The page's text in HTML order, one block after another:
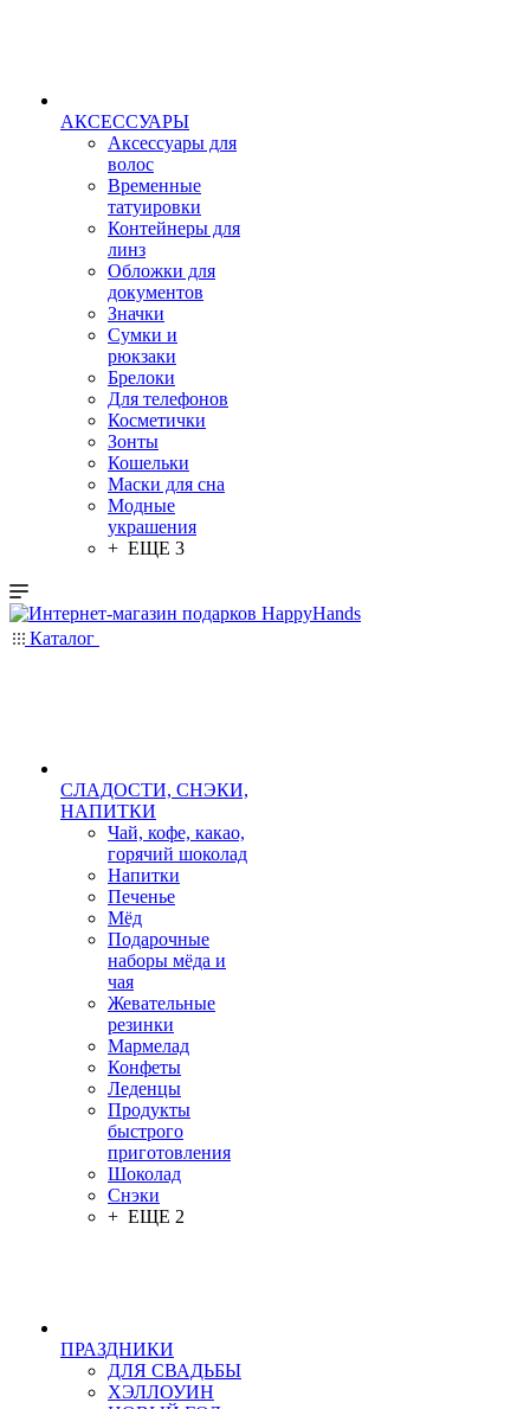
АКСЕССУАРЫ
Аксессуары для
волос
Временные
татуировки
Контейнеры для
линз
Обложки для
документов
Значки
Сумки и
рюкзаки
Брелоки
Для телефонов
Косметички
Зонты
Кошельки
Маски для сна
Модные
украшения
+ ЕЩЕ 3
Каталог
СЛАДОСТИ, СНЭКИ,
НАПИТКИ
Чай, кофе, какао,
горячий шоколад
Напитки
Печенье
Мёд
Подарочные
наборы мёда и
чая
Жевательные
резинки
Мармелад
Конфеты
Леденцы
Продукты
быстрого
приготовления
Шоколад
Снэки
+ ЕЩЕ 2
ПРАЗДНИКИ
ДЛЯ СВАДЬБЫ
ХЭЛЛОУИН